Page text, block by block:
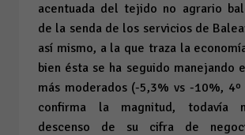
acentuada del tejido no agrario
de la senda de los servicios de
así mismo, a la que traza la
bien ésta se ha seguido manejando
más moderados (-5,3%vs -10%,
confirma la magnitud, todavía
descenso de su cifra de